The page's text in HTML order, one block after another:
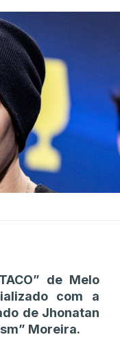
de Melo
com a
de Jhonatan
Moreira.